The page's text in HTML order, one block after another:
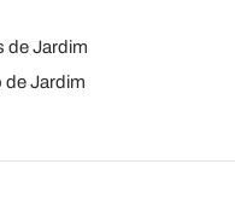
de Jardim
de Jardim